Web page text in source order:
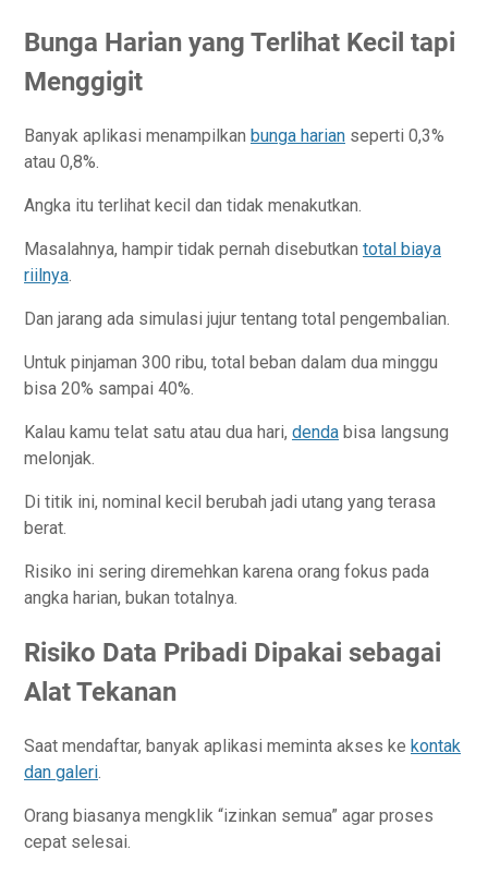
Bunga Harian yang Terlihat Kecil tapi
Menggigit
Banyak aplikasi menampilkan bunga harian seperti 0,3%
atau 0,8%.
Angka itu terlihat kecil dan tidak menakutkan.
Masalahnya, hampir tidak pernah disebutkan total biaya
riilnya.
Dan jarang ada simulasi jujur tentang total pengembalian.
Untuk pinjaman 300 ribu, total beban dalam dua minggu
bisa 20% sampai 40%.
Kalau kamu telat satu atau dua hari, denda bisa langsung
melonjak.
Di titik ini, nominal kecil berubah jadi utang yang terasa
berat.
Risiko ini sering diremehkan karena orang fokus pada
angka harian, bukan totalnya.
Risiko Data Pribadi Dipakai sebagai
Alat Tekanan
Saat mendaftar, banyak aplikasi meminta akses ke kontak
dan galeri.
Orang biasanya mengklik “izinkan semua” agar proses
cepat selesai.